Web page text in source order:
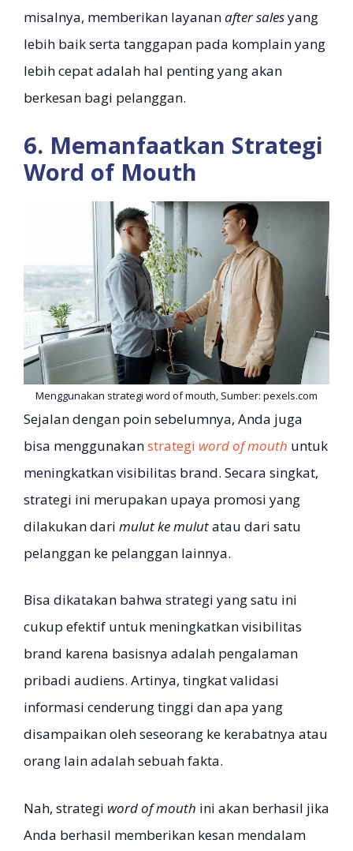
misalnya, memberikan layananafter salesyang
lebih baik serta tanggapan pada komplain yang
lebih cepat adalah hal penting yang akan
berkesan bagi pelanggan.
6. Memanfaatkan Strategi
Word of Mouth
Menggunakan strategi word of mouth, Sumber: pexels.com
Sejalan dengan poin sebelumnya, Anda juga
bisa menggunakanstrategi word of mouth untuk
meningkatkan visibilitas brand. Secara singkat,
strategi ini merupakan upaya promosi yang
dilakukan dari mulut ke mulutatau dari satu
pelanggan ke pelanggan lainnya.
Bisa dikatakan bahwa strategi yang satu ini
cukup efektif untuk meningkatkan visibilitas
brand karena basisnya adalah pengalaman
pribadi audiens. Artinya, tingkat validasi
informasi cenderung tinggi dan apa yang
disampaikan oleh seseorang ke kerabatnya atau
orang lain adalah sebuah fakta.
Nah, strategi word of mouth ini akan berhasil jika
Anda berhasil memberikan kesan mendalam